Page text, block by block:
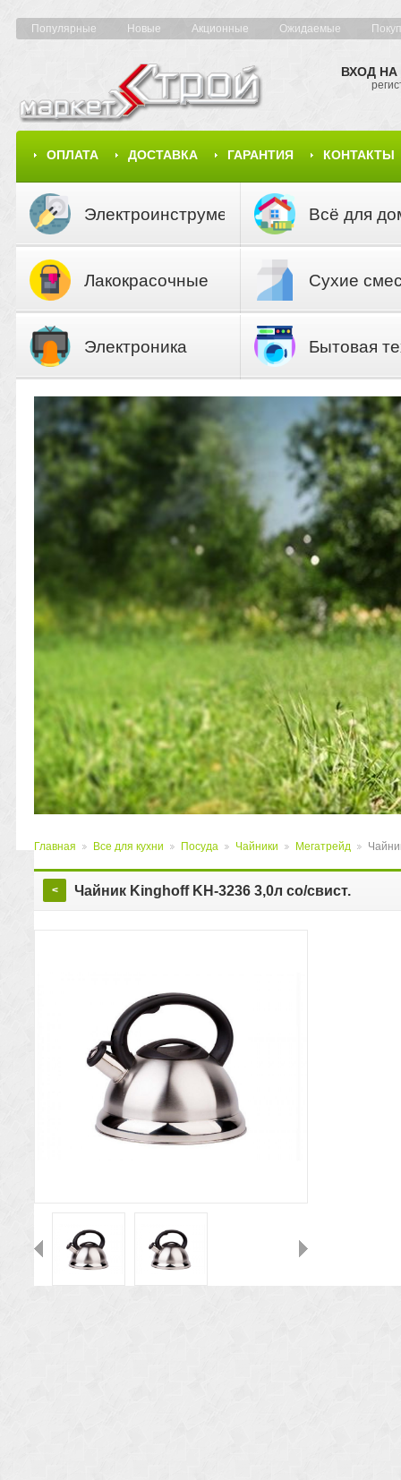
Популярные Новые Акционные Ожидаемые
ОПЛАТА ДОСТАВКА ГАРАНТИЯ КОНТАКТЫ
КАРТА САЙТА
ВХОД НА
Электроинструмент Всё для
Лакокрасочные
Сухие
Электроника Бытовая
Главная Все для кухни Посуда Чайники Мегатрейд
< Чайник Kinghoff KH-3236 3,0л со/свист.